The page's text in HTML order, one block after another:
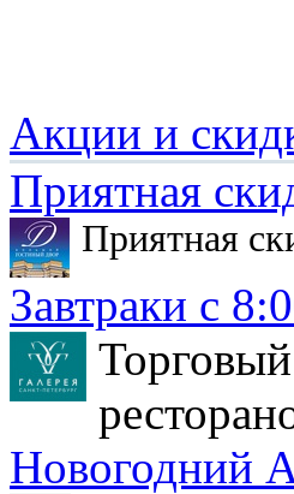
Акции и
Приятная
Приятная
Завтраки с
Новогодний